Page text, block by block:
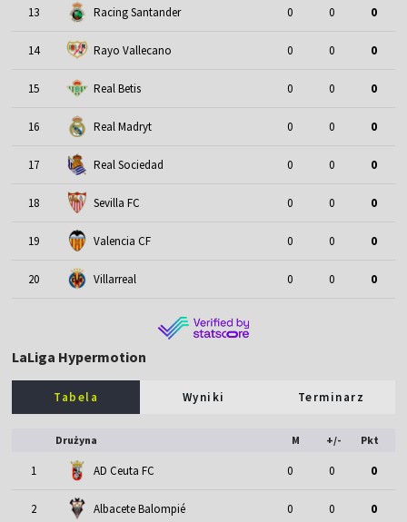
13 Racing Santander 0 0 0
14 Rayo Vallecano 0 0 0
15 Real Betis 0 0 0
16 Real Madryt 0 0 0
17 Real Sociedad 0 0 0
18 Sevilla FC 0 0 0
19 Valencia CF 0 0 0
20 Villarreal 0 0 0
LaLiga Hypermotion
Tabela Wyniki Terminarz
Drużyna M +/- Pkt
1 AD Ceuta FC 0 0 0
2 Albacete Balompié 0 0 0